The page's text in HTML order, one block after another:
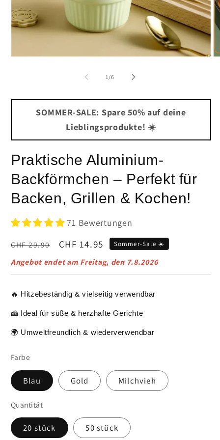
1 /von
6
SOMMER-SALE: Spare 50% auf deine
Lieblingsprodukte! ☀️
Praktische Aluminium-
Backförmchen – Perfekt für
Backen, Grillen & Kochen!
71 Bewertungen
Normaler
Preis
CHF 29.90 Verkaufspreis
CHF 14.95 Sommer-Sale ☀️
Angebot endet am Freitag, den 7.8.2026
🔥 Hitzebeständig & vielseitig verwendbar
🍰 Ideal für süße & herzhafte Gerichte
🌍 Umweltfreundlich & wiederverwendbar
Farbe
Blau Gold Milchvieh
Quantität
20 stück 50 stück